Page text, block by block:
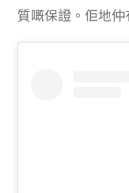
質嘅保證。佢地仲